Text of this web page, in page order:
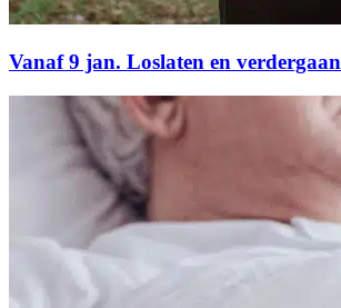
Vanaf 9 jan. Loslaten en verdergaan